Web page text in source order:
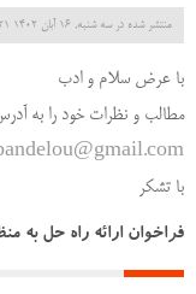
منتشر شده در سه شنبه, 16 آبان 1402 10:21
با عرض سلام و ادب
مطالب و نظرات خود را به
با تشکر
فراخوان ارائه راه حل